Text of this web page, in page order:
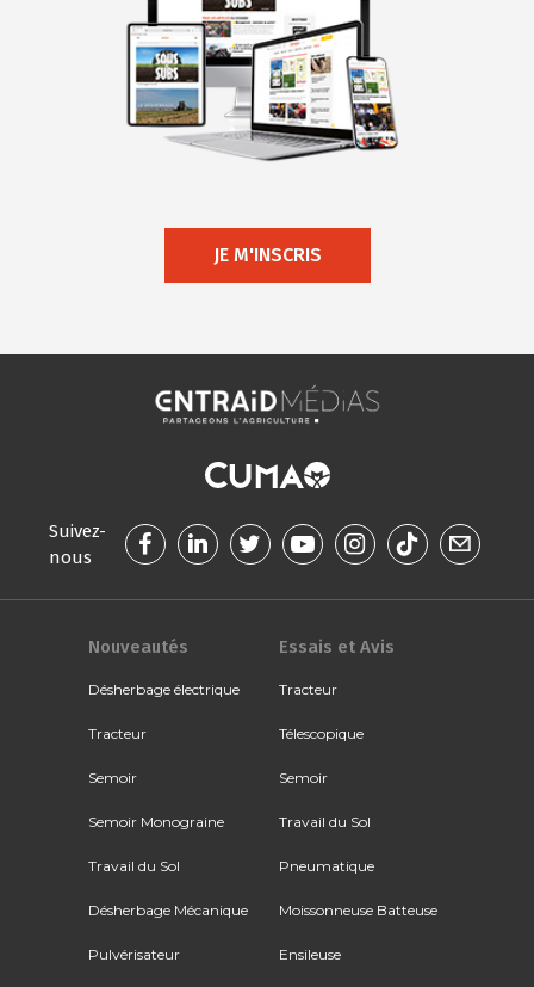
JE M'INSCRIS
Suivez-
nous
Nouveautés
Désherbage électrique
Tracteur
Semoir
Semoir Monograine
Travail du Sol
Désherbage Mécanique
Pulvérisateur
Essais et Avis
Tracteur
Télescopique
Semoir
Travail du Sol
Pneumatique
Moissonneuse Batteuse
Ensileuse